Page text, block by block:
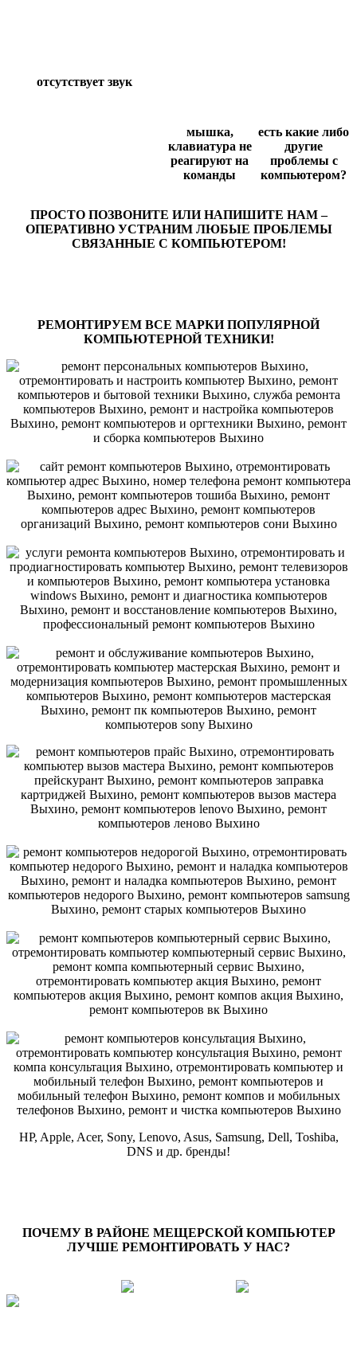
отсутствует звук
мышка,
клавиатура не
реагируют на
команды
есть какие либо
другие
проблемы с
компьютером?
ПРОСТО ПОЗВОНИТЕ ИЛИ НАПИШИТЕ НАМ –
ОПЕРАТИВНО УСТРАНИМ ЛЮБЫЕ ПРОБЛЕМЫ
СВЯЗАННЫЕ С КОМПЬЮТЕРОМ!
РЕМОНТИРУЕМ ВСЕ МАРКИ ПОПУЛЯРНОЙ
КОМПЬЮТЕРНОЙ ТЕХНИКИ!
HP, Apple, Acer, Sony, Lenovo, Asus, Samsung, Dell, Toshiba,
DNS и др. бренды!
ПОЧЕМУ В РАЙОНЕ МЕЩЕРСКОЙ КОМПЬЮТЕР
ЛУЧШЕ РЕМОНТИРОВАТЬ У НАС?